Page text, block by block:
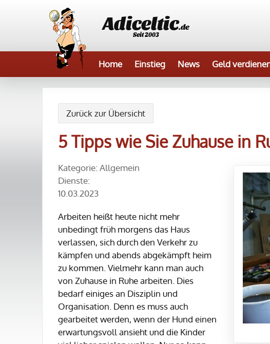
Adiceltic.de
Seit 2003
Home Einstieg News Geld
Zurück zur Übersicht
5 Tipps wie Sie Zuhause in
Kategorie: Allgemein
Dienste:
10.03.2023
Arbeiten heißt heute nicht mehr
unbedingt früh morgens das Haus
verlassen, sich durch den Verkehr zu
kämpfen und abends abgekämpft heim
zu kommen. Vielmehr kann man auch
von Zuhause in Ruhe arbeiten. Dies
bedarf einiges an Disziplin und
Organisation. Denn es muss auch
gearbeitet werden, wenn der Hund einen
erwartungsvoll ansieht und die Kinder